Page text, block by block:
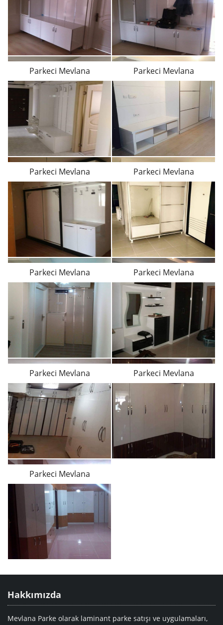
Parkeci Mevlana Parkeci Mevlana
Parkeci Mevlana Parkeci Mevlana
Parkeci Mevlana Parkeci Mevlana
Parkeci Mevlana Parkeci Mevlana
Parkeci Mevlana
Hakkımızda
Mevlana Parke olarak laminant parke satışı ve uygulamaları,